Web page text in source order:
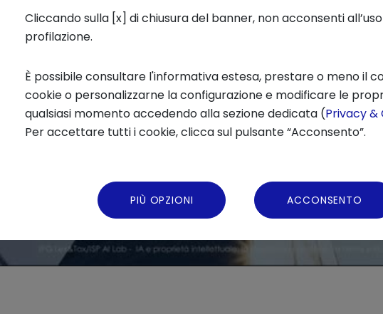
Cliccando sulla [x] di chiusura del banner, non acconsenti
profilazione.
È possibile consultare l'informativa estesa, prestare o meno il
cookie o personalizzarne la configurazione e modificare le
qualsiasi momento accedendo alla sezione dedicata (Privacy &
Per accettare tutti i cookie, clicca sul pulsante “Acconsento”.
PIÙ OPZIONI ACCONSENTO